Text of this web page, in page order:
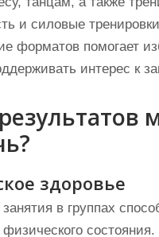
и силовые
форматов помогает
интерес к
здоровье
в группах
состояния.